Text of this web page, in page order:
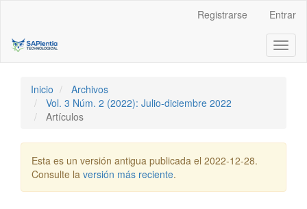
principal
Barra
Registrarse Entrar
Inicio
Archivos
Vol. 3 Núm. 2 (2022): Julio-diciembre 2022
Artículos
Esta es un versión antigua publicada el 2022-12-28.
Consulte la versión más reciente.